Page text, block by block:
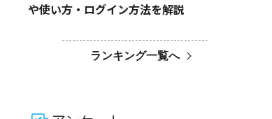
や使い方・ログイン方法を解説
ランキング一覧へ